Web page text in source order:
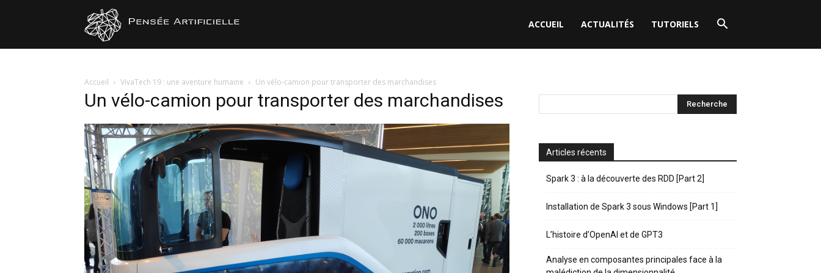
ACCUEIL ACTUALITÉS TUTORIELS
Accueil VivaTech 19 : une aventure humaine Un vélo-camion pour transporter des marchandises
Un vélo-camion pour transporter des marchandises
Articles récents
Spark 3 : à la découverte des RDD [Part 2]
Installation de Spark 3 sous Windows [Part 1]
L’histoire d’OpenAI et de GPT3
Analyse en composantes principales face à la